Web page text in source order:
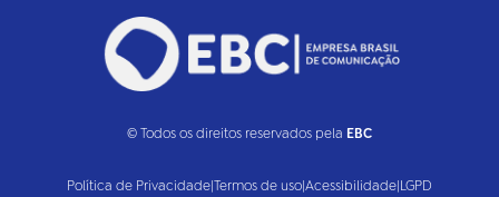
© Todos os direitos reservados pela EBC
Política de Privacidade|Termos de uso|Acessibilidade|LGPD